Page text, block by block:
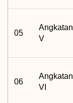
05
Angkatan
V
06
Angkatan
VI